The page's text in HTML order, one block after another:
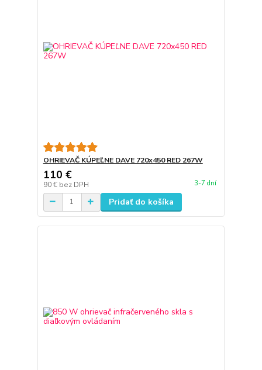
OHRIEVAČ KÚPEĽNE DAVE 720x450 RED 267W
110 €
90 € bez DPH 3-7 dní
Pridať do košíka